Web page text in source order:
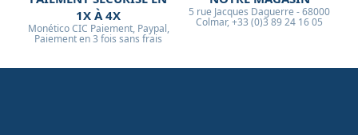
1X À 4X
Monético CIC Paiement, Paypal,
Paiement en 3 fois sans frais
5 rue Jacques Daguerre - 68000
Colmar, +33 (0)3 89 24 16 05